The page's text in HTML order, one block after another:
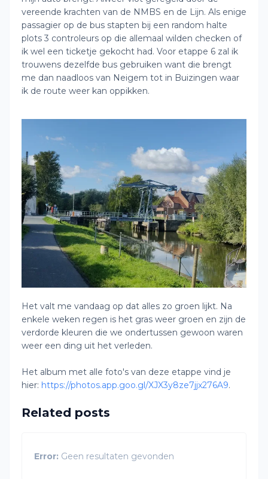
vereende krachten van de NMBS en de Lijn. Als enige
passagier op de bus stapten bij een random halte
plots 3 controleurs op die allemaal wilden checken of
ik wel een ticketje gekocht had. Voor etappe 6 zal ik
trouwens dezelfde bus gebruiken want die brengt
me dan naadloos van Neigem tot in Buizingen waar
ik de route weer kan oppikken.
Het valt me vandaag op dat alles zo groen lijkt. Na
enkele weken regen is het gras weer groen en zijn de
verdorde kleuren die we ondertussen gewoon waren
weer een ding uit het verleden.
Het album met alle foto's van deze etappe vind je
hier: https://photos.app.goo.gl/XJX3y8ze7jjx276A9.
Related posts
Error: Geen resultaten gevonden